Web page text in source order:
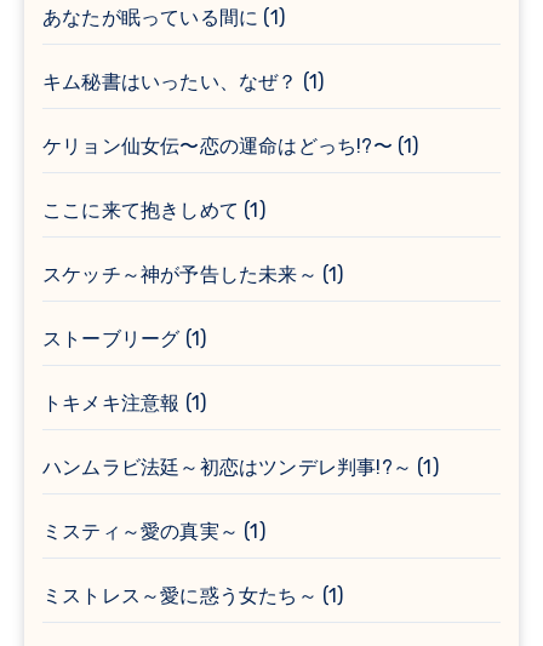
あなたが眠っている間に (1)
キム秘書はいったい、なぜ？ (1)
ケリョン仙女伝〜恋の運命はどっち!?〜 (1)
ここに来て抱きしめて (1)
スケッチ～神が予告した未来～ (1)
ストーブリーグ (1)
トキメキ注意報 (1)
ハンムラビ法廷～初恋はツンデレ判事!?～ (1)
ミスティ～愛の真実～ (1)
ミストレス～愛に惑う女たち～ (1)